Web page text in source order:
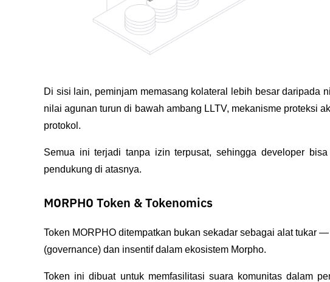
Di sisi lain, peminjam memasang kolateral lebih besar daripada
nilai agunan turun di bawah ambang LLTV, mekanisme proteksi
protokol.
Semua ini terjadi tanpa izin terpusat, sehingga developer
pendukung di atasnya.
MORPHO Token & Tokenomics
Token MORPHO ditempatkan bukan sekadar sebagai alat tukar
(governance) dan insentif dalam ekosistem Morpho.
Token ini dibuat untuk memfasilitasi suara komunitas dalam